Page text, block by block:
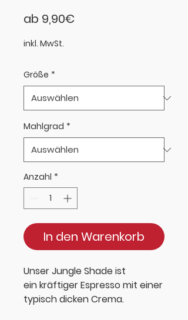
ab 9,90€
inkl. MwSt.
Größe *
Mahlgrad *
Anzahl *
In den Warenkorb
Unser Jungle Shade ist
einkräftigerEspresso mit einer
typischdicken Crema.